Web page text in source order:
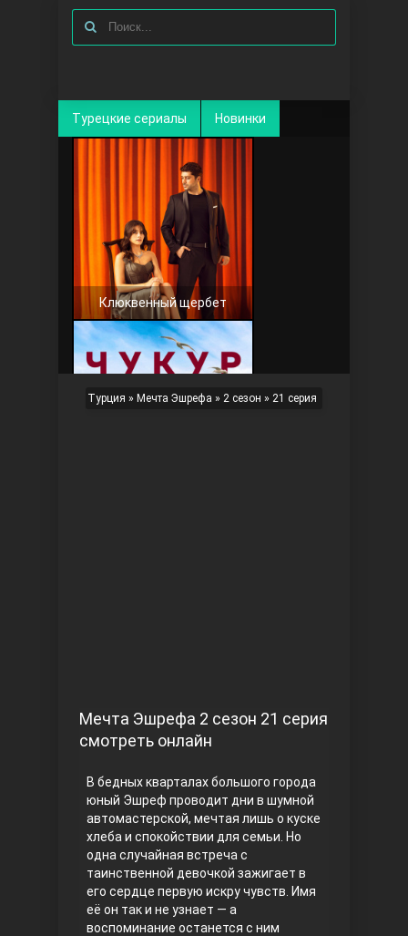
Турецкие сериалы Новинки
Клюквенный щербет
Правосyдие
Турция » Мечта Эшрефа » 2 сезон » 21 серия
Мечта Эшрефа 2 сезон 21 серия
смотреть онлайн
В бедных кварталах большого города
юный Эшреф проводит дни в шумной
автомастерской, мечтая лишь о куске
хлеба и спокойствии для семьи. Но
одна случайная встреча с
таинственной девочкой зажигает в
его сердце первую искру чувств. Имя
её он так и не узнает — а
воспоминание останется с ним